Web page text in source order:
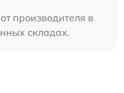
производителя в
складах.